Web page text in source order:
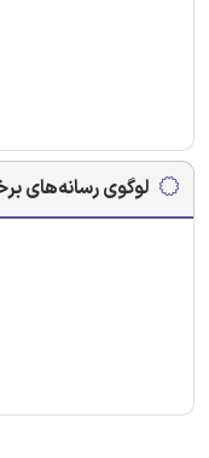
لوگوی رسانه‌های